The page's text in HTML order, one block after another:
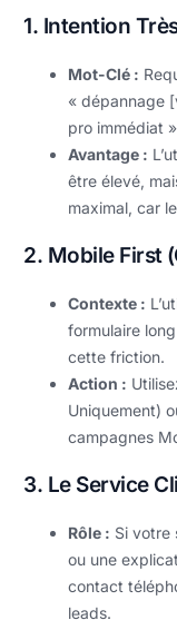
1. Intention
Mot-Clé :
« dépannage
pro immédiat
Avantage :
être élevé,
maximal, car
2. Mobile First
Contexte :
formulaire
cette friction.
Action :
Uniquement)
campagnes
3. Le Service
Rôle : Si votre
ou une
contact
leads.